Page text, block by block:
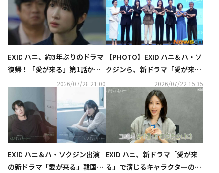
EXID ハニ、約3年ぶりのドラマ
復帰！「愛が来る」第1話から
波乱万丈のストーリーを予告
2026/07/28 21:00
【PHOTO】EXID ハニ＆ハ・ソ
クジンら、新ドラマ「愛が来
る」制作発表会に出席2026/07/22 15:35
EXID ハニ＆ハ・ソクジン出演
の新ドラマ「愛が来る」韓国で
EXID ハニ、新ドラマ「愛が来
る」で演じるキャラクターの魅